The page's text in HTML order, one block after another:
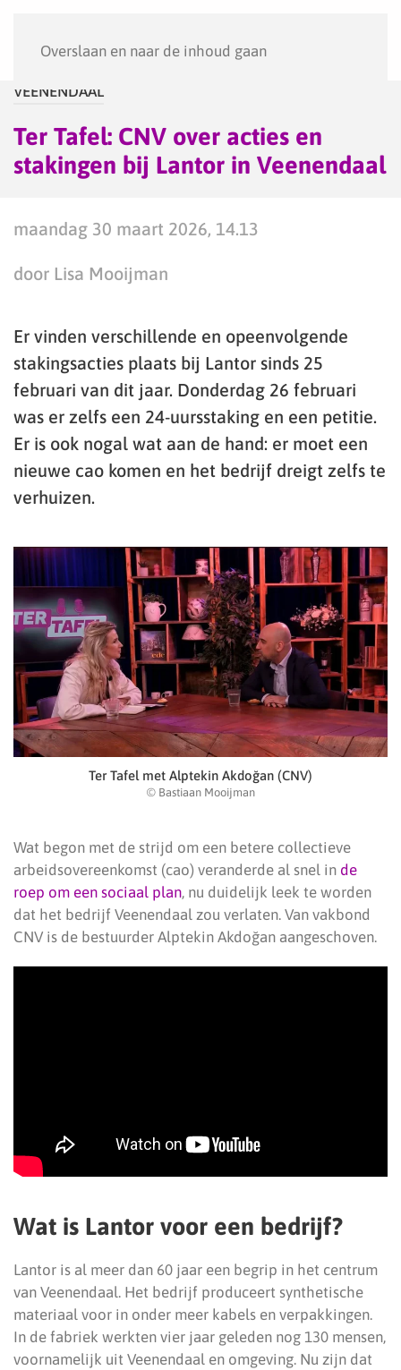
Overslaan en naar de inhoud gaan
VEENENDAAL
Ter Tafel: CNV over acties en
stakingen bij Lantor in Veenendaal
maandag 30 maart 2026, 14.13
door Lisa Mooijman
Er vinden verschillende en opeenvolgende
stakingsacties plaats bij Lantor sinds 25
februari van dit jaar. Donderdag 26 februari
was er zelfs een 24-uursstaking en een petitie.
Er is ook nogal wat aan de hand: er moet een
nieuwe cao komen en het bedrijf dreigt zelfs te
verhuizen.
Ter Tafel met Alptekin Akdoğan (CNV)
© Bastiaan Mooijman
Wat begon met de strijd om een betere collectieve
arbeidsovereenkomst (cao) veranderde al snel in de
roep om een sociaal plan, nu duidelijk leek te worden
dat het bedrijf Veenendaal zou verlaten. Van vakbond
CNV is de bestuurder Alptekin Akdoğan aangeschoven.
Wat is Lantor voor een bedrijf?
Lantor is al meer dan 60 jaar een begrip in het centrum
van Veenendaal. Het bedrijf produceert synthetische
materiaal voor in onder meer kabels en verpakkingen.
In de fabriek werkten vier jaar geleden nog 130 mensen,
voornamelijk uit Veenendaal en omgeving. Nu zijn dat